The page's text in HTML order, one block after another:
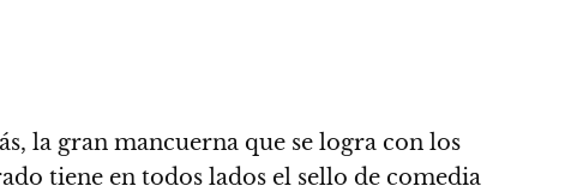
la gran mancuerna que se logra con los
tiene en todos lados el sello de comedia